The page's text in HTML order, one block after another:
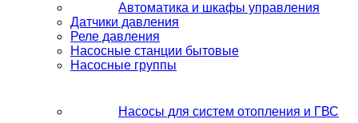
Автоматика и шкафы управления
Датчики давления
Реле давления
Насосные станции бытовые
Насосные группы
Насосы для систем отопления и ГВС